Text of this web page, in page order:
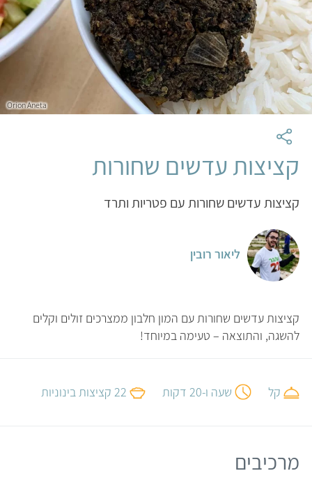
Orion Aneta
קציצות עדשים שחורות
קציצות עדשים שחורות עם פטריות ותרד
ליאור רובין
קציצות עדשים שחורות עם המון חלבון ממצרכים זולים וקלים
להשגה, והתוצאה – טעימה במיוחד!
קל שעה ו-20 דקות 22 קציצות בינוניות
מרכיבים